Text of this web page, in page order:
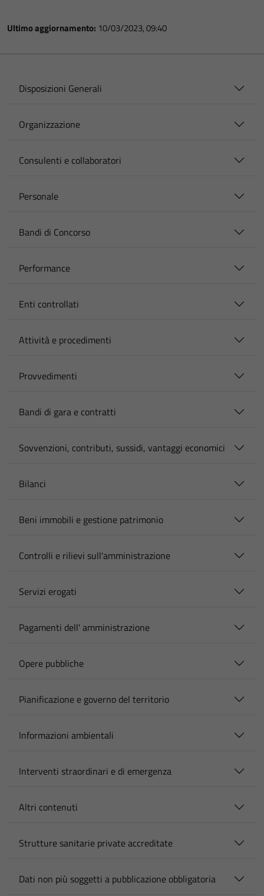
Ultimo aggiornamento: 10/03/2023, 09:40
Disposizioni Generali
Organizzazione
Consulenti e collaboratori
Personale
Bandi di Concorso
Performance
Enti controllati
Attività e procedimenti
Provvedimenti
Bandi di gara e contratti
Sovvenzioni, contributi, sussidi, vantaggi economici
Bilanci
Beni immobili e gestione patrimonio
Controlli e rilievi sull'amministrazione
Servizi erogati
Pagamenti dell' amministrazione
Opere pubbliche
Pianificazione e governo del territorio
Informazioni ambientali
Interventi straordinari e di emergenza
Altri contenuti
Strutture sanitarie private accreditate
Dati non più soggetti a pubblicazione obbligatoria